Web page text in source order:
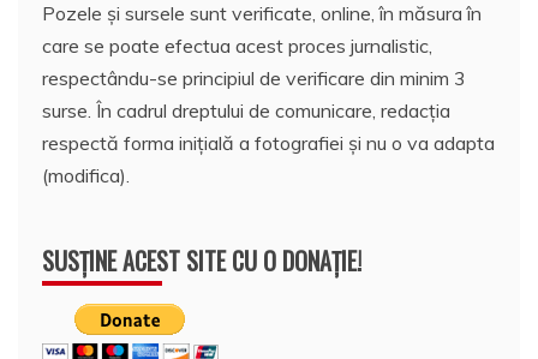
Pozele și sursele sunt verificate, online, în măsura în
care se poate efectua acest proces jurnalistic,
respectându-se principiul de verificare din minim 3
surse. În cadrul dreptului de comunicare, redacția
respectă forma inițială a fotografiei și nu o va adapta
(modifica).
SUSȚINE ACEST SITE CU O DONAȚIE!